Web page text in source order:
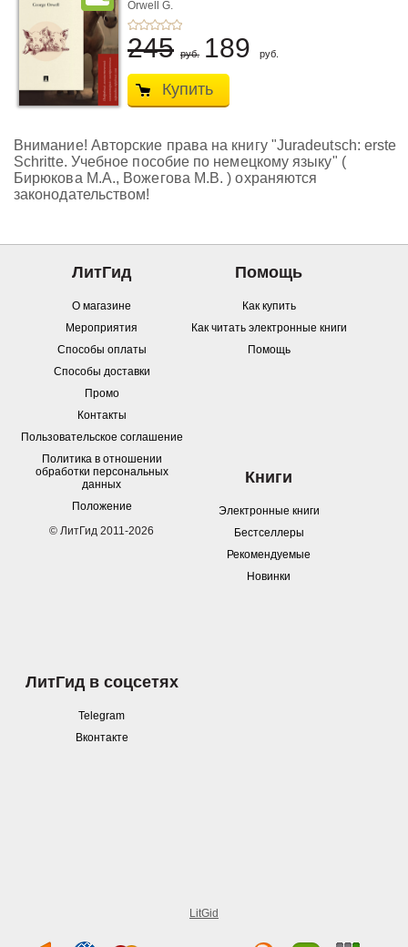
комментарий ...
Orwell G.
245 руб. 189 руб.
Купить
Внимание! Авторские права на книгу "Juradeutsch: erste
Schritte. Учебное пособие по немецкому языку" (
Бирюкова М.А., Вожегова М.В. ) охраняются
законодательством!
ЛитГид
О магазине
Мероприятия
Способы оплаты
Способы доставки
Промо
Контакты
Пользовательское соглашение
Политика в отношении
обработки персональных
данных
Положение
© ЛитГид 2011-2026
Помощь
Как купить
Как читать электронные книги
Помощь
Книги
Электронные книги
Бестселлеры
Рекомендуемые
Новинки
ЛитГид в соцсетях
Telegram
Вконтакте
LitGid